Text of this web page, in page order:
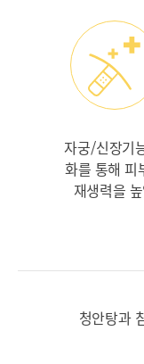
자궁/신장기
화를 통해 피
재생력을
청안탕과